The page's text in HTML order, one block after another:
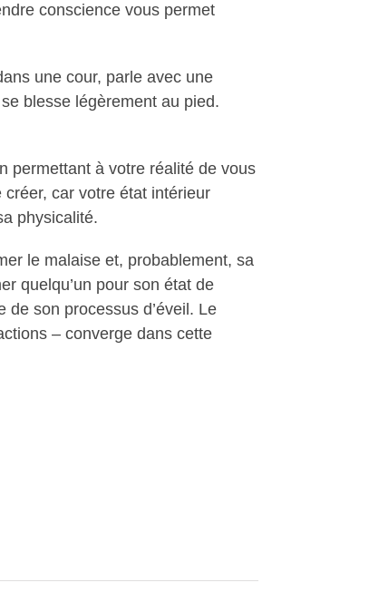
conscience vous permet
une cour, parle avec une
blesse légèrement au pied.
permettant à votre réalité de vous
car votre état intérieur
physicalité.
le malaise et, probablement, sa
quelqu’un pour son état de
son processus d’éveil. Le
– converge dans cette